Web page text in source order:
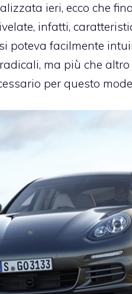
ieri, ecco che
infatti,
poteva facilmente
ma più che
per questo